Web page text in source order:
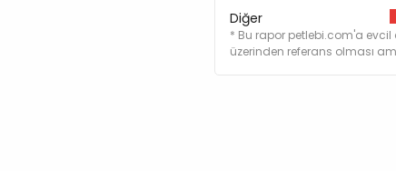
Diğer
* Bu rapor petlebi.com'a
üzerinden referans olması